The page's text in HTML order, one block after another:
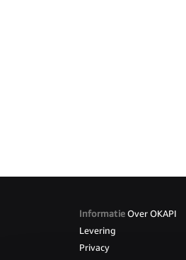
Informatie Over OKAPI
Levering
Privacy